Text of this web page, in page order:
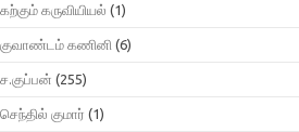
கற்கும் கருவியியல் (1)
குவாண்டம் கணினி (6)
ச.குப்பன் (255)
செந்தில் குமார் (1)